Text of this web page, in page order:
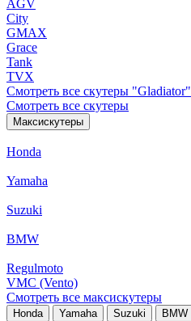
AGV
City
GMAX
Grace
Tank
TVX
Смотреть все скутеры "Gladiator"
Смотреть все скутеры
Максискутеры
Honda
Yamaha
Suzuki
BMW
Regulmoto
VMC (Vento)
Смотреть все максискутеры
Honda Yamaha Suzuki BMW